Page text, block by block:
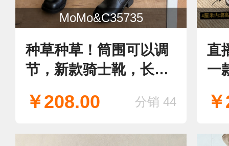
MoMo&C35735
种草种草！筒围可以调
节，新款骑士靴，长
穿 颜值又高，
￥208.00 分销 44
直
一
款